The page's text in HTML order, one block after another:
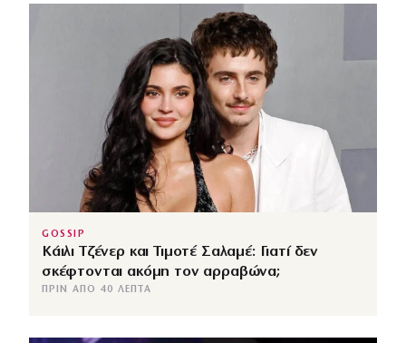
GOSSIP
Κάιλι Τζένερ και Τιμοτέ Σαλαμέ: Γιατί δεν
σκέφτονται ακόμη τον αρραβώνα;
ΠΡΙΝ ΑΠΌ 40 ΛΕΠΤΆ